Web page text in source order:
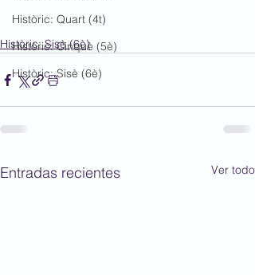
Històric: Quart (4t)
Històric: Cinquè (5è)
Històric: Sisè (6è)
Històric: Sisè (6è)
Entradas recientes Ver todo